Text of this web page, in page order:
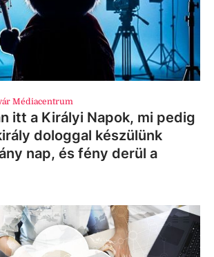
Médiacentrum
itt a Királyi Napok, mi pedig
dologgal készülünk
nap, és fény derül a